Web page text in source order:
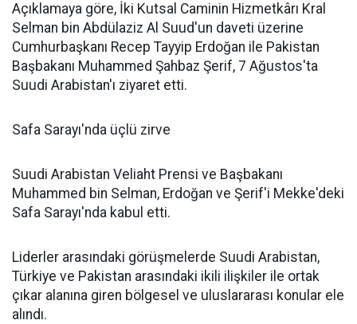
Açıklamaya göre, İki Kutsal Caminin Hizmetkârı Kral
Selman bin Abdülaziz Al Suud'un daveti üzerine
Cumhurbaşkanı Recep Tayyip Erdoğan ile Pakistan
Başbakanı Muhammed Şahbaz Şerif, 7 Ağustos'ta
Suudi Arabistan'ı ziyaret etti.
Safa Sarayı'nda üçlü zirve
Suudi Arabistan Veliaht Prensi ve Başbakanı
Muhammed bin Selman, Erdoğan ve Şerif'i Mekke'deki
Safa Sarayı'nda kabul etti.
Liderler arasındaki görüşmelerde Suudi Arabistan,
Türkiye ve Pakistan arasındaki ikili ilişkiler ile ortak
çıkar alanına giren bölgesel ve uluslararası konular ele
alındı.